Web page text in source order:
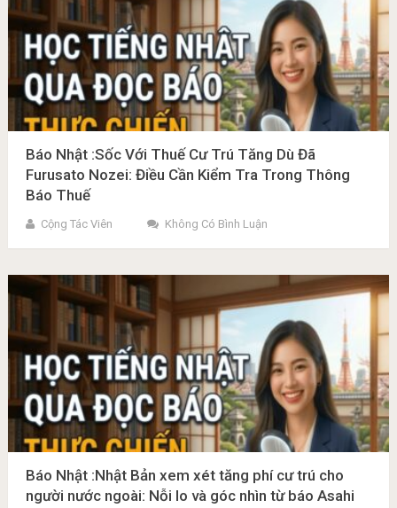
Báo Nhật :Sốc Với Thuế Cư Trú Tăng Dù Đã
Furusato Nozei: Điều Cần Kiểm Tra Trong Thông
Báo Thuế
Cộng Tác Viên Không Có Bình Luận
Báo Nhật :Nhật Bản xem xét tăng phí cư trú cho
người nước ngoài: Nỗi lo và góc nhìn từ báo Asahi